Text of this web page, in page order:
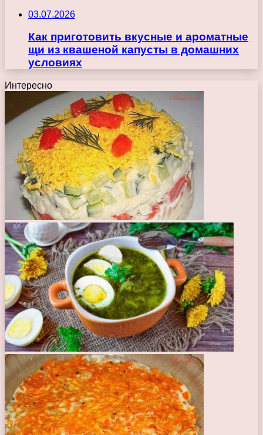
03.07.2026
Как приготовить вкусные и ароматные
щи из квашеной капусты в домашних
условиях
Интересно